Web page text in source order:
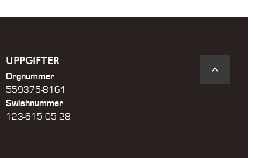
UPPGIFTER
Orgnummer
559375-8161
Swishnummer
123-615 05 28